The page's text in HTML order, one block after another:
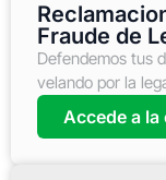
Fraude de
Defendemos tus
velando por la
Accede a la